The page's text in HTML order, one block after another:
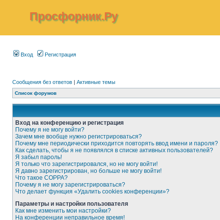
Просфорник.Ру
Вход Регистрация
Сообщения без ответов | Активные темы
Список форумов
Вход на конференцию и регистрация
Почему я не могу войти?
Зачем мне вообще нужно регистрироваться?
Почему мне периодически приходится повторять ввод имени и пароля?
Как сделать, чтобы я не появлялся в списке активных пользователей?
Я забыл пароль!
Я только что зарегистрировался, но не могу войти!
Я давно зарегистрирован, но больше не могу войти!
Что такое COPPA?
Почему я не могу зарегистрироваться?
Что делает функция «Удалить cookies конференции»?
Параметры и настройки пользователя
Как мне изменить мои настройки?
На конференции неправильное время!